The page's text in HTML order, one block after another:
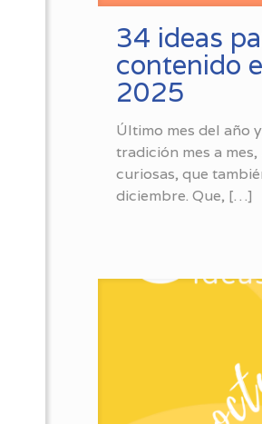
34 ideas
contenido
2025
Último mes del año
tradición mes a
curiosas, que
diciembre. Que, […]